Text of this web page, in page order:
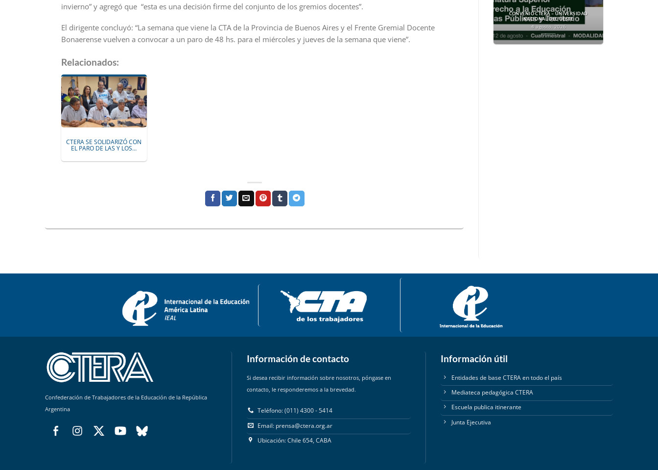
invierno” y agregó que “esta es una decisión firme del conjunto de los gremios docentes”.
El dirigente concluyó: “La semana que viene la CTA de la Provincia de Buenos Aires y el Frente Gremial Docente
Bonaerense vuelven a convocar a un paro de 48 hs. para el miércoles y jueves de la semana que viene”.
Relacionados:
CTERA SE SOLIDARIZÓ CON
EL PARO DE LAS Y LOS…
CONVENIO CTERA – UNIVERSIDAD
NACIONAL DEL OESTE
4 agosto, 2026
Confederación de Trabajadores de la Educación de la República
Argentina
Información de contacto
Si desea recibir información sobre nosotros, póngase en
contacto, le responderemos a la brevedad.
Teléfono: (011) 4300 - 5414
Email: prensa@ctera.org.ar
Ubicación: Chile 654, CABA
Información útil
Entidades de base CTERA en todo el país
Mediateca pedagógica CTERA
Escuela publica itinerante
Junta Ejecutiva